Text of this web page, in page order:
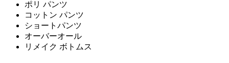
ポリ パンツ
コットン パンツ
ショートパンツ
オーバーオール
リメイク ボトムス